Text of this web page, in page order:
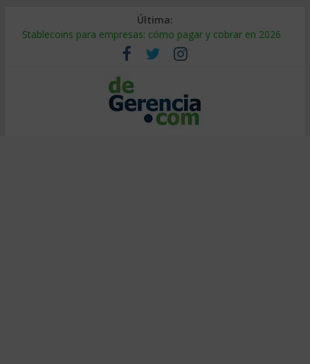
Última:
Stablecoins para empresas: cómo pagar y cobrar en 2026
Despido silencioso: qué es y por qué sale tan caro
IA en selección de personal: cómo auditarla a tiempo
Trabajo forzoso en la cadena de suministro: qué hacer
Mercado hispano de EE. UU.: cómo segmentarlo y venderle